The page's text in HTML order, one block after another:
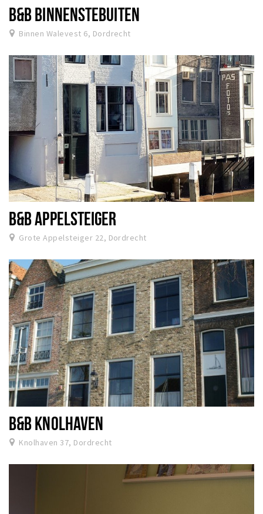
B&B BINNENSTEBUITEN
Binnen Walevest 6, Dordrecht
B&B APPELSTEIGER
Grote Appelsteiger 22, Dordrecht
B&B KNOLHAVEN
Knolhaven 37, Dordrecht